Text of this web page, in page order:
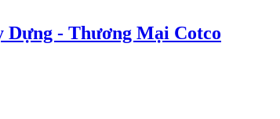
- Thương Mại Cotco